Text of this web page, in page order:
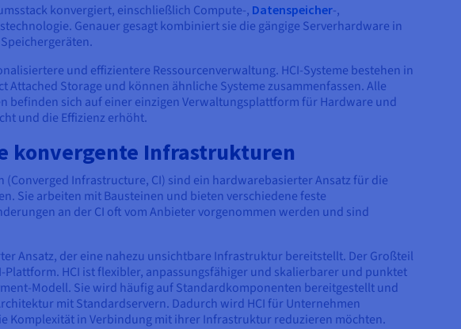
konvergiert, einschließlich Compute-, Datenspeicher-,
Genauer gesagt kombiniert sie die gängige Serverhardware in
und effizientere Ressourcenverwaltung. HCI-Systeme bestehen in
Attached Storage und können ähnliche Systeme zusammenfassen. Alle
befinden sich auf einer einzigen Verwaltungsplattform für Hardware und
und die Effizienz erhöht.
konvergente Infrastrukturen
Infrastructure, CI) sind ein hardwarebasierter Ansatz für die
Sie arbeiten mit Bausteinen und bieten verschiedene feste
an der CI oft vom Anbieter vorgenommen werden und sind
Ansatz, der eine nahezu unsichtbare Infrastruktur bereitstellt. Der Großteil
Plattform. HCI ist flexibler, anpassungsfähiger und skalierbarer und punktet
Modell. Sie wird häufig auf Standardkomponenten bereitgestellt und
mit Standardservern. Dadurch wird HCI für Unternehmen
Komplexität in Verbindung mit ihrer Infrastruktur reduzieren möchten.